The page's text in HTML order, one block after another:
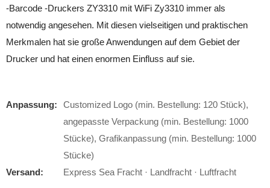
-Barcode -Druckers ZY3310 mit WiFi Zy3310 immer als
notwendig angesehen. Mit diesen vielseitigen und praktischen
Merkmalen hat sie große Anwendungen auf dem Gebiet der
Drucker und hat einen enormen Einfluss auf sie.
Anpassung:
Customized Logo (min. Bestellung: 120 Stück),
angepasste Verpackung (min. Bestellung: 1000
Stücke), Grafikanpassung (min. Bestellung: 1000
Stücke)
Versand:
Express Sea Fracht · Landfracht · Luftfracht